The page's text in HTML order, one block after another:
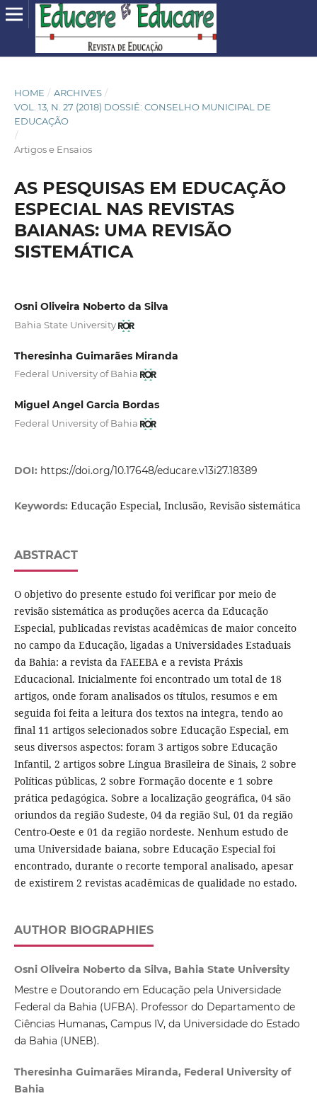
HOME / ARCHIVES /
VOL. 13, N. 27 (2018) DOSSIÊ: CONSELHO MUNICIPAL DE
EDUCAÇÃO
/
Artigos e Ensaios
AS PESQUISAS EM EDUCAÇÃO
ESPECIAL NAS REVISTAS
BAIANAS: UMA REVISÃO
SISTEMÁTICA
Osni Oliveira Noberto da Silva
Bahia State University
Theresinha Guimarães Miranda
Federal University of Bahia
Miguel Angel Garcia Bordas
Federal University of Bahia
DOI: https://doi.org/10.17648/educare.v13i27.18389
Keywords: Educação Especial, Inclusão, Revisão sistemática
ABSTRACT
O objetivo do presente estudo foi verificar por meio de
revisão sistemática as produções acerca da Educação
Especial, publicadas revistas acadêmicas de maior conceito
no campo da Educação, ligadas a Universidades Estaduais
da Bahia: a revista da FAEEBA e a revista Práxis
Educacional. Inicialmente foi encontrado um total de 18
artigos, onde foram analisados os títulos, resumos e em
seguida foi feita a leitura dos textos na integra, tendo ao
final 11 artigos selecionados sobre Educação Especial, em
seus diversos aspectos: foram 3 artigos sobre Educação
Infantil, 2 artigos sobre Língua Brasileira de Sinais, 2 sobre
Políticas públicas, 2 sobre Formação docente e 1 sobre
prática pedagógica. Sobre a localização geográfica, 04 são
oriundos da região Sudeste, 04 da região Sul, 01 da região
Centro-Oeste e 01 da região nordeste. Nenhum estudo de
uma Universidade baiana, sobre Educação Especial foi
encontrado, durante o recorte temporal analisado, apesar
de existirem 2 revistas acadêmicas de qualidade no estado.
AUTHOR BIOGRAPHIES
Osni Oliveira Noberto da Silva, Bahia State University
Mestre e Doutorando em Educação pela Universidade
Federal da Bahia (UFBA). Professor do Departamento de
Ciências Humanas, Campus IV, da Universidade do Estado
da Bahia (UNEB).
Theresinha Guimarães Miranda, Federal University of
Bahia